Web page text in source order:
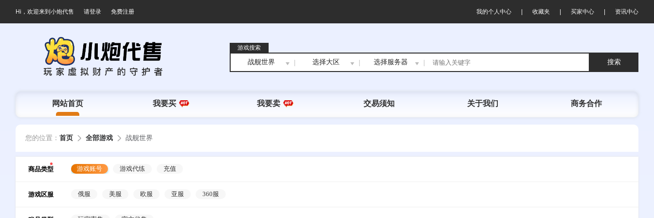
Hi，欢迎来到小炮代售 请登录 免费注册 我的个人中心 收藏夹 买家中心 资讯中心
游戏搜索
战舰世界 | 选择大区 | 选择服务器 | 搜索
网站首页 我要买 我要卖 交易须知 关于我们 商务合作
您的位置： 首页 全部游戏 战舰世界
商品类型 游戏账号 游戏代练 充值
游戏区服 俄服 美服 欧服 亚服 360服